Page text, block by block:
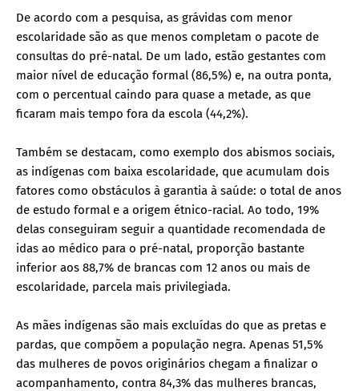
De acordo com a pesquisa, as grávidas com menor
escolaridade são as que menos completam o pacote de
consultas do pré-natal. De um lado, estão gestantes com
maior nível de educação formal (86,5%) e, na outra ponta,
com o percentual caindo para quase a metade, as que
ficaram mais tempo fora da escola (44,2%).
Também se destacam, como exemplo dos abismos sociais,
as indígenas com baixa escolaridade, que acumulam dois
fatores como obstáculos à garantia à saúde: o total de anos
de estudo formal e a origem étnico-racial. Ao todo, 19%
delas conseguiram seguir a quantidade recomendada de
idas ao médico para o pré-natal, proporção bastante
inferior aos 88,7% de brancas com 12 anos ou mais de
escolaridade, parcela mais privilegiada.
As mães indígenas são mais excluídas do que as pretas e
pardas, que compõem a população negra. Apenas 51,5%
das mulheres de povos originários chegam a finalizar o
acompanhamento, contra 84,3% das mulheres brancas,